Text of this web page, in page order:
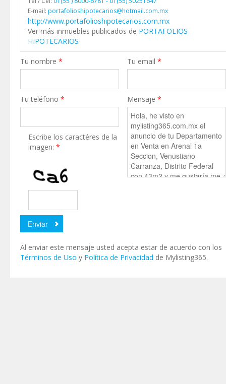
E-mail: portafolioshipotecarios@hotmail.com.mx
http://www.portafolioshipotecarios.com.mx
Ver más inmuebles publicados de PORTAFOLIOS
HIPOTECARIOS
Tu nombre * Tu email*
Tu teléfono * Mensaje*
Escribe los caractéres de la
imagen:*
Al enviar este mensaje usted acepta estar de acuerdo con los
Términos de Uso y Política de Privacidad de Mylisting365.